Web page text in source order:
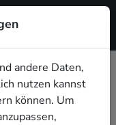
Musik für
andere Daten,
nutzen kannst
können. Um